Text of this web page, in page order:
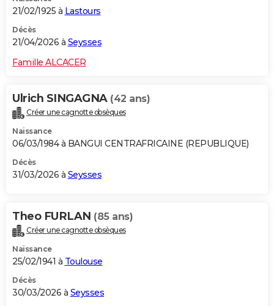
21/02/1925 à Lastours
Décès
21/04/2026 à Seysses
Famille ALCACER
Ulrich SINGAGNA (42 ans)
Créer une cagnotte obsèques
Naissance
06/03/1984 à BANGUI CENTRAFRICAINE (REPUBLIQUE)
Décès
31/03/2026 à Seysses
Theo FURLAN (85 ans)
Créer une cagnotte obsèques
Naissance
25/02/1941 à Toulouse
Décès
30/03/2026 à Seysses